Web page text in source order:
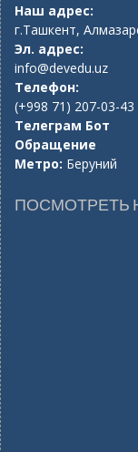
Наш адрес:
г.Ташкент,
Эл. адрес:
info@devedu.uz
Телефон:
(+998 71) 207-03-43
Телеграм Бот
Обращение
Метро: Беруний
ПОСМОТРЕТЬ